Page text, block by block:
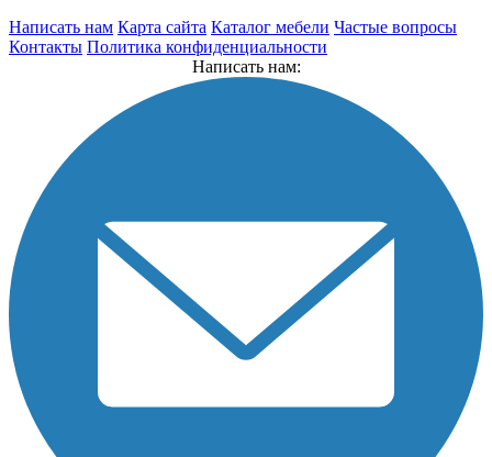
Написать нам Карта сайта Каталог мебели Частые вопросы
Контакты Политика конфиденциальности
Написать нам: